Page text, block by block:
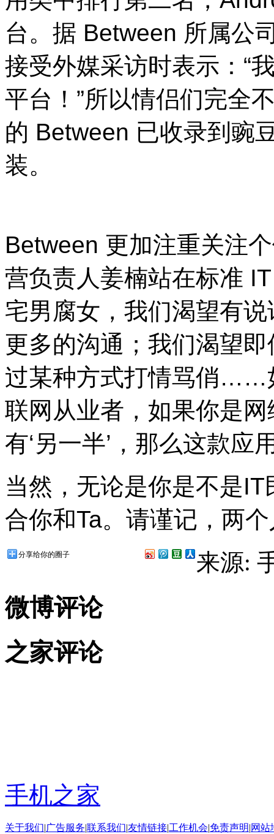
台。据 Between 所属公
接受外媒采访时表示：“
平台！”所以情侣们完全
的 Between 已收录到豌
装。
Between 更加注重关注
营负责人姜楠站在标准 IT
宅男腐女，我们渴望有
更多的沟通；我们渴望
过某种方式打情骂俏……
联网从业者，如果你是
有‘另一半’，那么这款应
当然，无论是你是不是IT
合你和Ta。请谨记，两
分享给你的圈子 来源:
微博评论
之家评论
手机之家
关于我们|广告服务|联系我们|友情链接|工作机会|免责声明|网站